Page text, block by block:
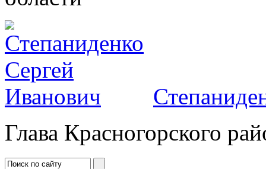
Глава Красногорского